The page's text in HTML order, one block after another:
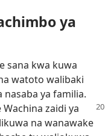
ya
sana kwa kuwa
watoto walibaki
ya familia.
Wachina zaidi ya
na wanawake